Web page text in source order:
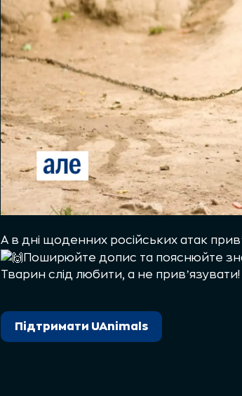
А в дні щоденних російських атак
Поширюйте допис та пояснюйте
Тварин слід любити, а не привʼязувати!
Підтримати UAnimals